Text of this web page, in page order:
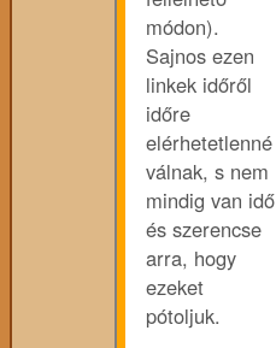
módon).
Sajnos ezen
linkek időről
időre
elérhetetlenné
válnak, s nem
mindig van idő
és szerencse
arra, hogy
ezeket
pótoljuk.